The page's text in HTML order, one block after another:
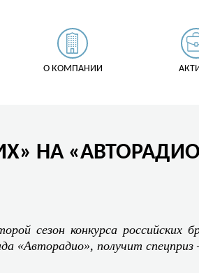
О КОМПАНИИ
НА
сезон конкурса российских
«Авторадио», получит